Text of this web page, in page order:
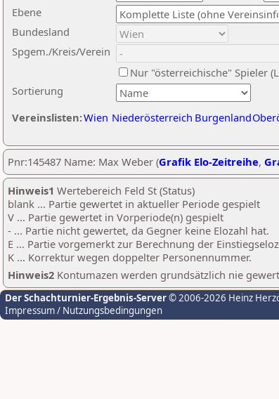
Ebene
Sortierung
Bundesland
Spgem./Kreis/Verein
Nur "österreichische" Spieler
Vereinslisten:Wien Niederösterreich Burgenland
Pnr:145487 Name: Max Weber (Grafik Elo-Zeitreihe,
Hinweis1 Wertebereich Feld St (Status)
blank ... Partie gewertet in aktueller Periode gespielt
V ... Partie gewertet in Vorperiode(n) gespielt
- ... Partie nicht gewertet, da Gegner keine Elozahl hat.
E ... Partie vorgemerkt zur Berechnung der
K ... Korrektur wegen doppelter Personennummer.
Hinweis2 Kontumazen werden grundsätzlich nie
Der Schachturnier-Ergebnis-Server© 2006-2026 Heinz
Impressum / Nutzungsbedingungen